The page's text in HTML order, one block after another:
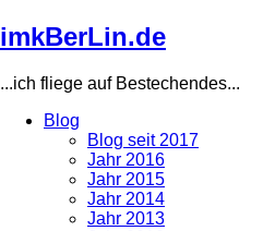
Direkt
zum
imkBerLin.de
...ich fliege auf Bestechendes...
navigation
Blog
Blog seit 2017
Jahr 2016
Jahr 2015
Jahr 2014
Jahr 2013